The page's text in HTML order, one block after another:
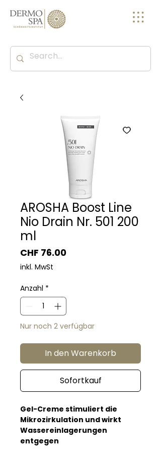
AROSHA Boost Line
Nio Drain Nr. 501 200
ml
CHF 76.00Preis
inkl. MwSt
Anzahl *
Nur noch 2 verfügbar
In den Warenkorb
Sofortkauf
Gel-Creme stimuliert die
Mikrozirkulation und wirkt
Wassereinlagerungen
entgegen